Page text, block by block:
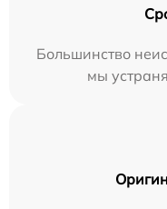
Большинство
мы